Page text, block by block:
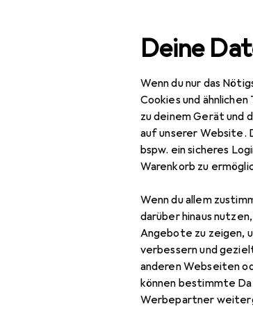
Deine
Wenn du nur das
Cookies und
zu deinem Gerät und
auf unserer Website.
bspw. ein sicheres
Warenkorb zu
Wenn du allem
darüber hinaus
Angebote zu zeigen,
verbessern und
anderen Webseiten
können bestimmte
Werbepartner
Navigation nach Kategorien